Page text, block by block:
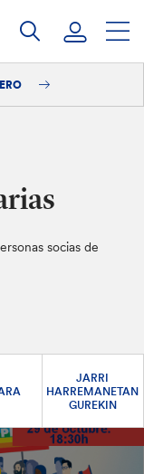
socias de
JARRI
HARREMANETAN
GUREKIN